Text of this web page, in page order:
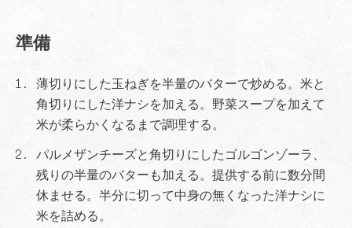
準備
薄切りにした玉ねぎを半量のバターで炒める。米と
角切りにした洋ナシを加える。野菜スープを加えて
米が柔らかくなるまで調理する。
パルメザンチーズと角切りにしたゴルゴンゾーラ、
残りの半量のバターも加える。提供する前に数分間
休ませる。半分に切って中身の無くなった洋ナシに
米を詰める。